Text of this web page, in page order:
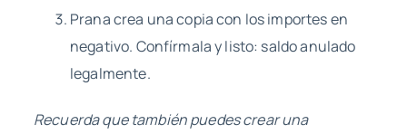
Prana crea una copia con los importes en
negativo. Confírmala y listo: saldo anulado
legalmente.
Recuerda que también puedes crear una